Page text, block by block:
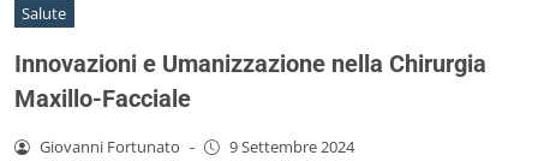
Salute
Innovazioni e Umanizzazione nella Chirurgia
Maxillo-Facciale
Giovanni Fortunato - 9 Settembre 2024